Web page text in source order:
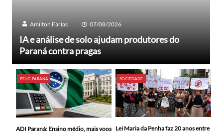
Amilton Farias 07/08/2026
IA e análise de solo ajudam produtores do
Paraná contra pragas
PELO PARANÁ
ADI Paraná: Ensino médio, mais voos
SOCIEDADE
Lei Maria da Penha faz 20 anos entre